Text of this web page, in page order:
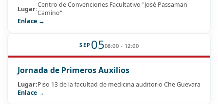
Lugar:Centro de Convenciones Facultativo "José Passaman
Camino"
Enlace →
SEP 0508:00 - 12:00
Jornada de Primeros Auxilios
Lugar:Piso 13 de la facultad de medicina auditorio Che Guevara
Enlace →